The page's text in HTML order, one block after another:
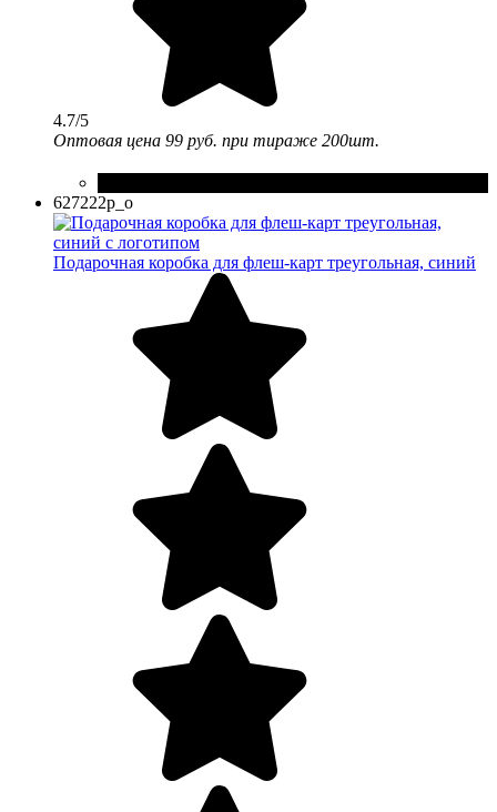
4.7/5
Оптовая цена 99 руб. при тираже 200шт.
627222p_o
Подарочная коробка для флеш-карт треугольная, синий